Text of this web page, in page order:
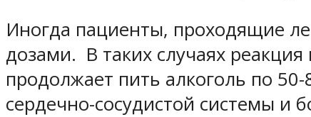
Иногда пациенты, проходящие
дозами. В таких случаях
продолжает пить алкоголь по
сердечно-сосудистой системы и